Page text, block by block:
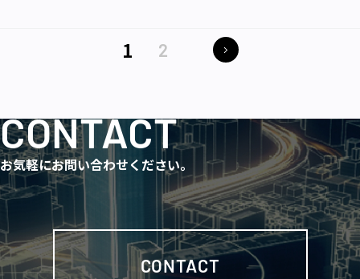
1 2
CONTACT
お気軽にお問い合わせください。
CONTACT